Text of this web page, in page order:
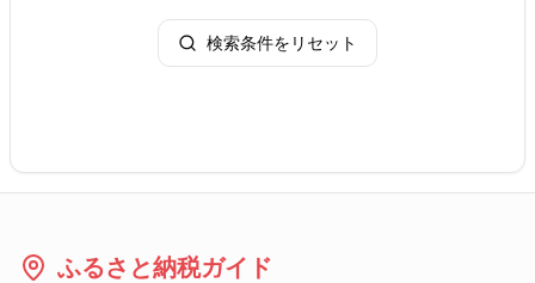
検索条件をリセット
ふるさと納税ガイド